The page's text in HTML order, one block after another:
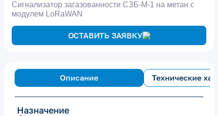
ОСТАВИТЬ ЗАЯВКУ
Сигнализатор загазованности СЗБ-М-1 на метан с
модулем LoRaWAN
Описание Технические
Назначение